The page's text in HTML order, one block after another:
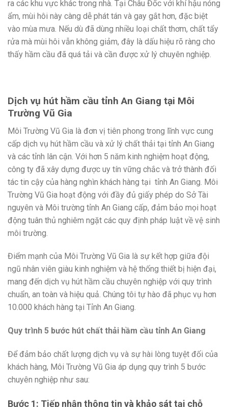
ra các khu vực khác trong nhà. Tại Châu Đốc với khí hậu nóng
ẩm, mùi hôi này càng dễ phát tán và gay gắt hơn, đặc biệt
vào mùa mưa. Nếu dù đã dùng nhiều loại chất thơm, chất tẩy
rửa mà mùi hôi vẫn không giảm, đây là dấu hiệu rõ ràng cho
thấy hầm cầu đã quá tải và cần được xử lý chuyên nghiệp.
Dịch vụ hút hầm cầu tỉnh An Giang tại Môi
Trường Vũ Gia
Môi Trường Vũ Gia là đơn vị tiên phong trong lĩnh vực cung
cấp dịch vụ hút hầm cầu và xử lý chất thải tại tỉnh An Giang
và các tỉnh lân cận. Với hơn 5 năm kinh nghiệm hoạt động,
công ty đã xây dựng được uy tín vững chắc và trở thành đối
tác tin cậy của hàng nghìn khách hàng tại tỉnh An Giang. Môi
Trường Vũ Gia hoạt động với đầy đủ giấy phép do Sở Tài
nguyên và Môi trường tỉnh An Giang cấp, đảm bảo mọi hoạt
động tuân thủ nghiêm ngặt các quy định pháp luật về vệ sinh
môi trường.
Điểm mạnh của Môi Trường Vũ Gia là sự kết hợp giữa đội
ngũ nhân viên giàu kinh nghiệm và hệ thống thiết bị hiện đại,
mang đến dịch vụ hút hầm cầu chuyên nghiệp với quy trình
chuẩn, an toàn và hiệu quả. Chúng tôi tự hào đã phục vụ hơn
10.000 khách hàng tại Tỉnh An Giang.
Quy trình 5 bước hút chất thải hầm cầu tỉnh An Giang
Để đảm bảo chất lượng dịch vụ và sự hài lòng tuyệt đối của
khách hàng, Môi Trường Vũ Gia áp dụng quy trình 5 bước
chuyên nghiệp như sau:
Bước 1: Tiếp nhận thông tin và khảo sát tại chỗ